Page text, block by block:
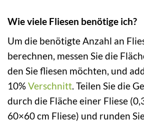
Wie viele Fliesen benötige ich?
Um die benötigte Anzahl an
berechnen, messen Sie die
den Sie fliesen möchten, und
10%Verschnitt. Teilen Sie die
durch die Fläche einer Fliese
60×60 cm Fliese) und runden